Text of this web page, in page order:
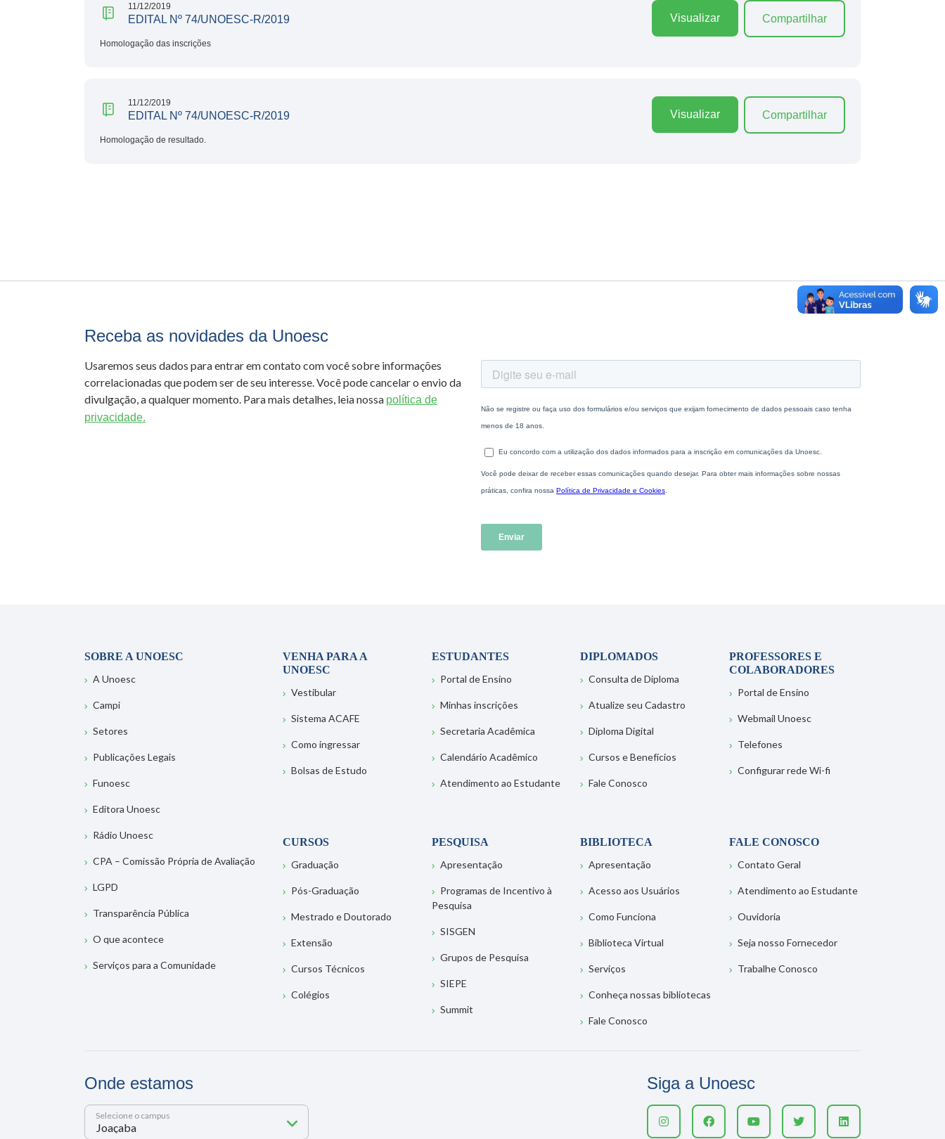
11/12/2019
EDITAL Nº 74/UNOESC-R/2019
Homologação das inscrições
Visualizar Compartilhar
11/12/2019
EDITAL Nº 74/UNOESC-R/2019
Homologação de resultado.
Visualizar Compartilhar
Receba as novidades da Unoesc
Usaremos seus dados para entrar em contato com você sobre informações
correlacionadas que podem ser de seu interesse. Você pode cancelar o envio da
divulgação, a qualquer momento. Para mais detalhes, leia nossa política de
privacidade.
SOBRE A UNOESC
A Unoesc
Campi
Setores
Publicações Legais
Funoesc
Editora Unoesc
Rádio Unoesc
CPA – Comissão Própria de Avaliação
LGPD
Transparência Pública
O que acontece
Serviços para a Comunidade
VENHA PARA A
UNOESC
Vestibular
Sistema ACAFE
Como ingressar
Bolsas de Estudo
ESTUDANTES
Portal de Ensino
Minhas inscrições
Secretaria Acadêmica
Calendário Acadêmico
Atendimento ao Estudante
DIPLOMADOS
Consulta de Diploma
Atualize seu Cadastro
Diploma Digital
Cursos e Benefícios
Fale Conosco
PROFESSORES E
COLABORADORES
Portal de Ensino
Webmail Unoesc
Telefones
Configurar rede Wi-fi
CURSOS
Graduação
Pós-Graduação
Mestrado e Doutorado
Extensão
Cursos Técnicos
Colégios
PESQUISA
Apresentação
Programas de Incentivo à
Pesquisa
SISGEN
Grupos de Pesquisa
SIEPE
Summit
BIBLIOTECA
Apresentação
Acesso aos Usuários
Como Funciona
Biblioteca Virtual
Serviços
Conheça nossas bibliotecas
Fale Conosco
FALE CONOSCO
Contato Geral
Atendimento ao Estudante
Ouvidoria
Seja nosso Fornecedor
Trabalhe Conosco
Onde estamos
Selecione o campus
Siga a Unoesc